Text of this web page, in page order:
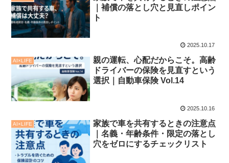
｜補償の落とし穴と見直しポイン
ト
2025.10.17
AI×LIFE
親の運転、心配だからこそ。高齢
ドライバーの保険を見直すという
選択｜自動車保険 Vol.14
2025.10.16
AI×LIFE
家族で車を共有するときの注意点
｜名義・年齢条件・限定の落とし
穴をゼロにするチェックリスト